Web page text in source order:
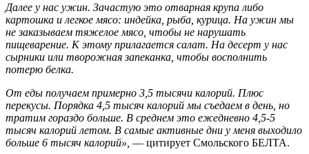
Далее у нас ужин. Зачастую это отварная крупа либо
картошка и легкое мясо: индейка, рыба, курица. На ужин мы
не заказываем тяжелое мясо, чтобы не нарушать
пищеварение. К этому прилагается салат. На десерт у нас
сырники или творожная запеканка, чтобы восполнить
потерю белка.
От еды получаем примерно 3,5 тысячи калорий. Плюс
перекусы. Порядка 4,5 тысяч калорий мы съедаем в день, но
тратим гораздо больше. В среднем это ежедневно 4,5-5
тысяч калорий летом. В самые активные дни у меня выходило
больше 6 тысяч калорий», — цитирует Смольского БЕЛТА.